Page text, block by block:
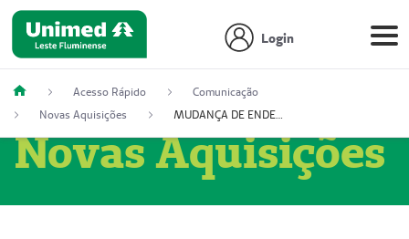
Login
Acesso Rápido
Comunicação
Novas Aquisições
MUDANÇA DE ENDEREÇO - DIAGITAB SERVIÇOS MÉDICOS LTDA (54003267-5)
Novas Aquisições